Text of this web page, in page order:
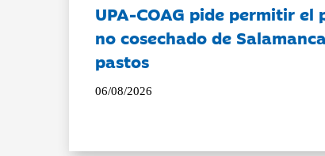
UPA-COAG pide permitir el
no cosechado de
pastos
06/08/2026